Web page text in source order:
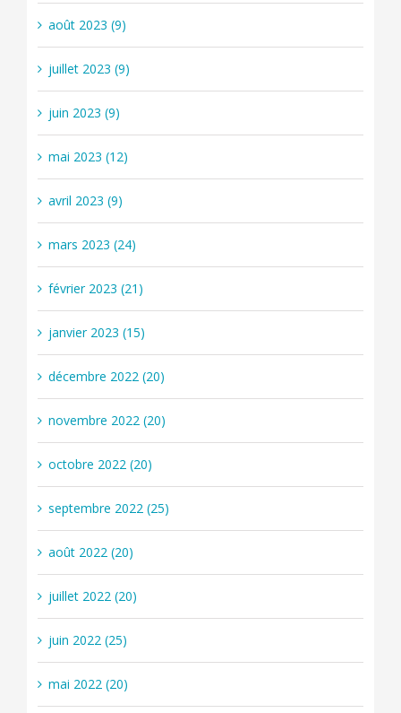
août 2023 (9)
juillet 2023 (9)
juin 2023 (9)
mai 2023 (12)
avril 2023 (9)
mars 2023 (24)
février 2023 (21)
janvier 2023 (15)
décembre 2022 (20)
novembre 2022 (20)
octobre 2022 (20)
septembre 2022 (25)
août 2022 (20)
juillet 2022 (20)
juin 2022 (25)
mai 2022 (20)